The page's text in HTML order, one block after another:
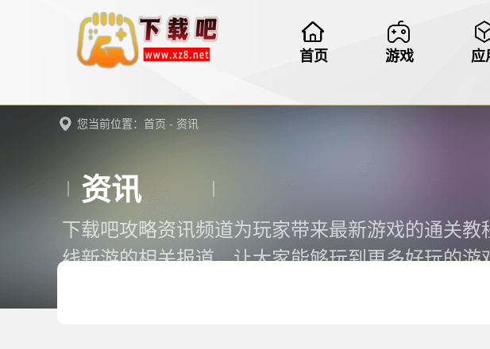
首页 游戏 应
您当前位置： 首页 - 资讯
资讯
下载吧攻略资讯频道为玩家带来最新游戏的通关
线新游的相关报道，让大家能够玩到更多好玩的